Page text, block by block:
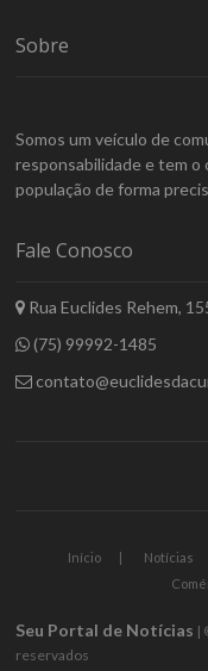
Sobre
Somos um veículo de
responsabilidade e tem o
população de forma
Fale Conosco
Rua Euclides Rehem,
(75) 99992-1485
Início Notícias
Seu Portal de Notícias |
reservados